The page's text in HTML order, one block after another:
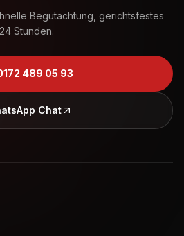
Begutachtung, gerichtsfestes
Stunden.
489 05 93
Chat